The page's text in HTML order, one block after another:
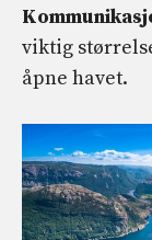
viktig
åpne havet.